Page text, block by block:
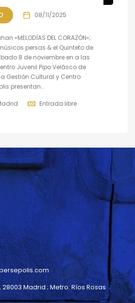
08/11/2025
«MELODÍAS DEL CORAZÓN»;
persas & el Quinteto de
8 de noviembre en a las
Juvenil Pipo Velásco de
Gestión Cultural y Centro
presentan...
Entrada libre